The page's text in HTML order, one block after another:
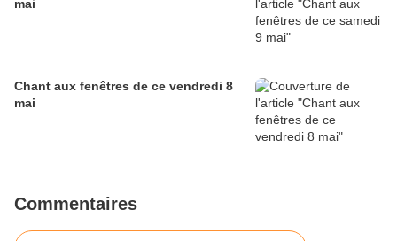
mai
Chant aux fenêtres de ce vendredi 8
mai
Commentaires